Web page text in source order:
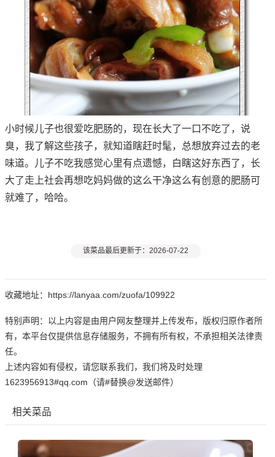
小时候儿子也很爱吃肥肠的，现在长大了一口不吃了，说
臭，我了解这些孩子，就知道瞎赶时髦，总想放弃过去的老
味道。儿子不吃我感觉心里有点遗憾，白瞎这好东西了，长
大了走上社会再想吃妈妈做的这么干净这么有创意的肥肠可
就难了，哈哈。
该菜品最后更新于：2026-07-22
收藏地址：https://lanyaa.com/zuofa/109922
特别声明：以上内容是由用户网友整理并上传发布，版权归原作者所
有，本平台仅提供信息存储服务，不拥有所有权，不承担相关法律责
任。
上述内容如有侵权，请您联系我们，我们将及时处理
1623956913#qq.com（请#替换@发送邮件）
相关菜品